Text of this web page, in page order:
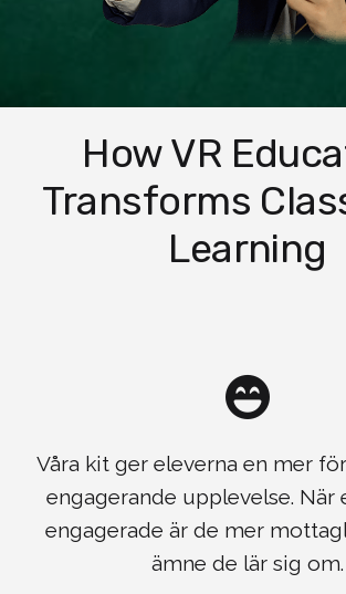
How VR
Transforms
Learning
Våra kit ger eleverna en mer
engagerande upplevelse. När
engagerade är de mer
ämne de lär sig om.